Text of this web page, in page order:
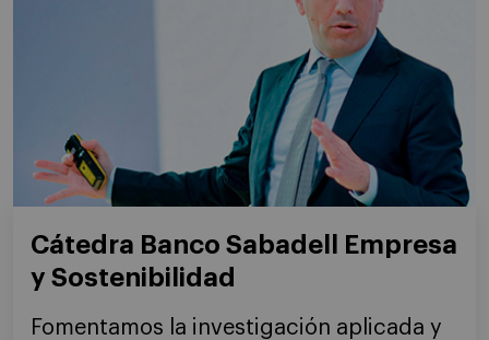
Cátedra Banco Sabadell Empresa
y Sostenibilidad
Fomentamos la investigación aplicada y